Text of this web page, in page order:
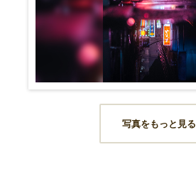
写真をもっと見る